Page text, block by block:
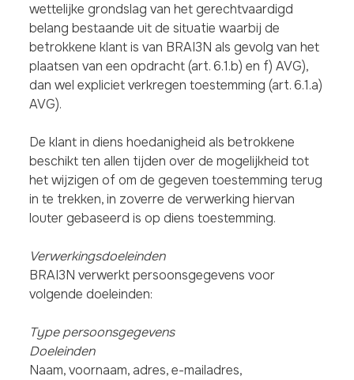
wettelijke grondslag van het gerechtvaardigd
belang bestaande uit de situatie waarbij de
betrokkene klant is van BRAI3N als gevolg van het
plaatsen van een opdracht (art. 6.1.b) en f) AVG),
dan wel expliciet verkregen toestemming (art. 6.1.a)
AVG).
De klant in diens hoedanigheid als betrokkene
beschikt ten allen tijden over de mogelijkheid tot
het wijzigen of om de gegeven toestemming terug
in te trekken, in zoverre de verwerking hiervan
louter gebaseerd is op diens toestemming.
Verwerkingsdoeleinden
BRAI3N verwerkt persoonsgegevens voor
volgende doeleinden:
Type persoonsgegevens
Doeleinden
Naam, voornaam, adres, e-mailadres,